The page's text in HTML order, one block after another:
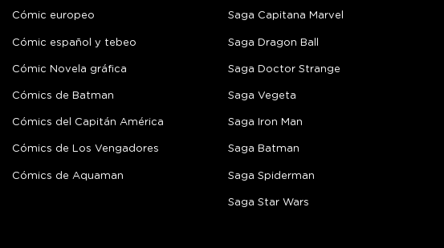
Cómic europeo
Cómic español y tebeo
Cómic Novela gráfica
Cómics de Batman
Cómics del Capitán América
Cómics de Los Vengadores
Cómics de Aquaman
Saga Capitana Marvel
Saga Dragon Ball
Saga Doctor Strange
Saga Vegeta
Saga Iron Man
Saga Batman
Saga Spiderman
Saga Star Wars